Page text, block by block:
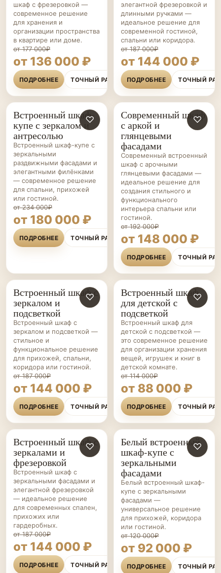
шкаф с фрезеровкой —
современное решение
для хранения и
организации пространства
в квартире или доме.
от 177 000₽
от 136 000 ₽
ПОДРОБНЕЕ ТОЧНЫЙ РАСЧЁТ
элегантной фрезеровкой и
длинными ручками —
идеальное решение для
современной гостиной,
спальни или коридора.
от 187 000₽
от 144 000 ₽
ПОДРОБНЕЕ ТОЧНЫЙ
ШКАФЫ НА ЗАКАЗ ♡
Встроенный шкаф-
купе с зеркалом и
антресолью
Встроенный шкаф-купе с
зеркальными
раздвижными фасадами и
элегантными филёнками
— современное решение
для спальни, прихожей
или гостиной.
от 234 000₽
от 180 000 ₽
ПОДРОБНЕЕ ТОЧНЫЙ РАСЧЁТ
ШКАФЫ НА ЗАКАЗ ♡
Современный шкаф
с аркой и
глянцевыми
фасадами
Современный встроенный
шкаф с арочными
глянцевыми фасадами —
идеальное решение для
создания стильного и
функционального
интерьера спальни или
гостиной.
от 192 000₽
от 148 000 ₽
ПОДРОБНЕЕ ТОЧНЫЙ
ШКАФЫ НА ЗАКАЗ ♡
Встроенный шкаф с
зеркалом и
подсветкой
Встроенный шкаф с
зеркалом и подсветкой —
стильное и
функциональное решение
для прихожей, спальни,
коридора или гостиной.
от 187 000₽
от 144 000 ₽
ПОДРОБНЕЕ ТОЧНЫЙ РАСЧЁТ
ШКАФЫ НА ЗАКАЗ ♡
Встроенный шкаф
для детской с
подсветкой
Встроенный шкаф для
детской с подсветкой —
это современное решение
для организации хранения
вещей, игрушек и книг в
детской комнате.
от 114 000₽
от 88 000 ₽
ПОДРОБНЕЕ ТОЧНЫЙ
ШКАФЫ НА ЗАКАЗ ♡
Встроенный шкаф с
зеркалами и
фрезеровкой
Встроенный шкаф с
зеркальными фасадами и
элегантной фрезеровкой
— идеальное решение
для современных спален,
прихожих или
гардеробных.
от 187 000₽
от 144 000 ₽
ПОДРОБНЕЕ ТОЧНЫЙ РАСЧЁТ
ШКАФЫ НА ЗАКАЗ ♡
Белый встроенный
шкаф-купе с
зеркальными
фасадами
Белый встроенный шкаф-
купе с зеркальными
фасадами —
универсальное решение
для прихожей, коридора
или гостиной.
от 120 000₽
от 92 000 ₽
ПОДРОБНЕЕ ТОЧНЫЙ